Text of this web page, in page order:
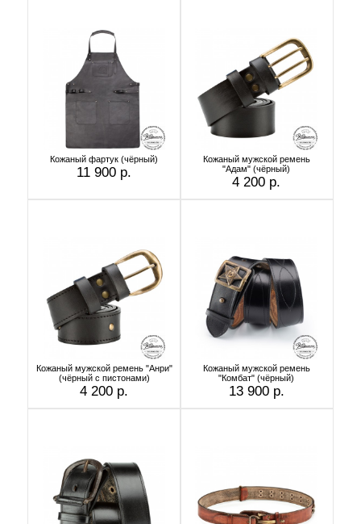
Кожаный фартук (чёрный)
11 900 р.
Кожаный мужской ремень
"Адам" (чёрный)
4 200 р.
Кожаный мужской ремень "Анри"
(чёрный с пистонами)
4 200 р.
Кожаный мужской ремень
"Комбат" (чёрный)
13 900 р.